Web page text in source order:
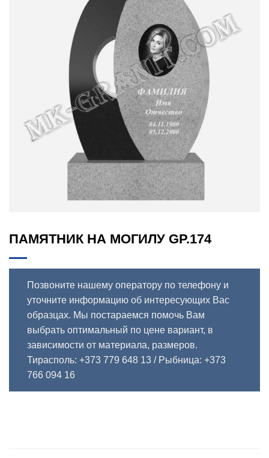
ПАМЯТНИК НА МОГИЛУ GP.174
Позвоните нашему оператору по телефону и
уточните информацию об интересующих Вас
образцах. Мы постараемся помочь Вам
выбрать оптимальный по цене вариант, в
зависимости от материала, размеров.
Тирасполь: +373 779 648 13 / Рыбница: +373
766 094 16